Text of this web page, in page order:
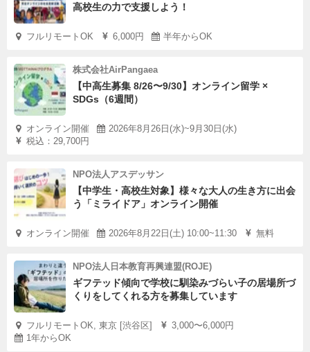
高校生の力で支援しよう！
フルリモートOK 6,000円 半年からOK
株式会社AirPangaea
【中高生募集 8/26〜9/30】オンライン留学 ×
SDGs（6週間）
オンライン開催
2026年8月26日(水)~9月30日(水)
税込：29,700円
NPO法人アスデッサン
【中学生・高校生対象】様々な大人の生き方に出会
う「ミライドア」オンライン開催
オンライン開催 2026年8月22日(土) 10:00~11:30 無料
NPO法人日本教育再興連盟(ROJE)
ギフテッド傾向で学校に馴染みづらい子の居場所づ
くりをしてくれる方を募集しています
フルリモートOK, 東京 [渋谷区]
3,000〜6,000円
1年からOK